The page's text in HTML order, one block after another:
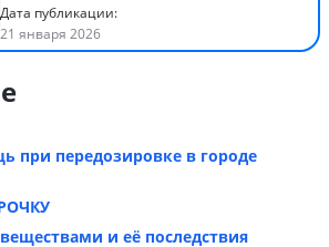
Дата публикации:
21 января 2026
при передозировке в городе
и её последствия